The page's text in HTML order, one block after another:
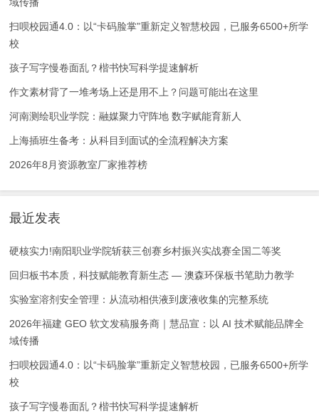
域传播
扫呗校园通4.0：以“卡码脸掌”重新定义智慧校园，已服务6500+所学
校
孩子写字慢卷面乱？楷书快写科学提速解析
作文素材背了一堆考场上还是用不上？问题可能出在这里
河南测绘职业学院：融媒聚力守阵地 数字赋能育新人
上海插班生备考：从科目到面试的全流程解决方案
2026年8月资源教室厂家推荐榜
最近发表
硬核实力!南阳职业学院斩获三创赛乡村振兴实战赛全国二等奖
回归板书本质，科技赋能教育新生态 — 澳森环保板书笔助力教学
实验室溶剂安全管理：从流动相供液到废液收集的完整系统
2026年福建 GEO 软文发稿服务商｜慧品宣：以 AI 技术赋能品牌全
域传播
扫呗校园通4.0：以“卡码脸掌”重新定义智慧校园，已服务6500+所学
校
孩子写字慢卷面乱？楷书快写科学提速解析